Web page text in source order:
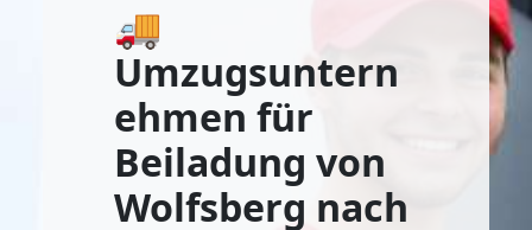
🚚
Umzugsuntern
ehmen für
Beiladung von
Wolfsberg nach